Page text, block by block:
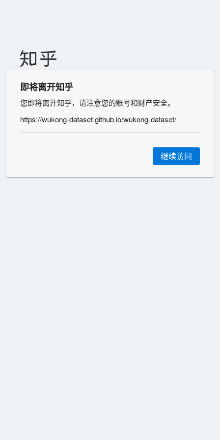
即将离开知乎
您即将离开知乎，请注意您的账号和财产安全。
https://wukong-dataset.github.io/wukong-dataset/
继续访问